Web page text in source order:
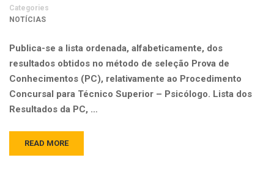
Categories
NOTÍCIAS
Publica-se a lista ordenada, alfabeticamente, dos
resultados obtidos no método de seleção Prova de
Conhecimentos (PC), relativamente ao Procedimento
Concursal para Técnico Superior – Psicólogo. Lista dos
Resultados da PC, …
READ MORE